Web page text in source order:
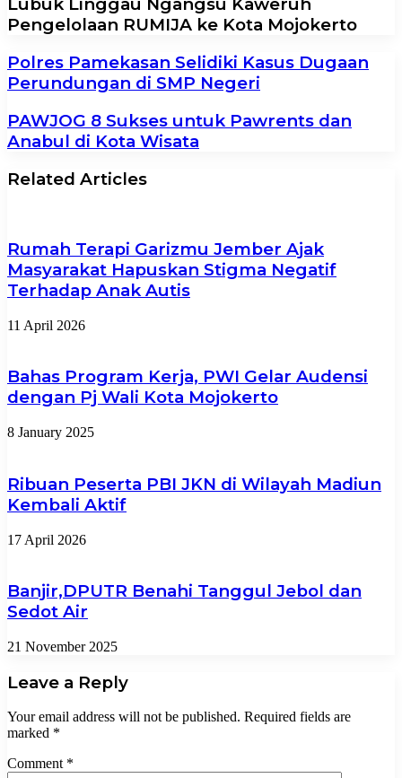
Lubuk Linggau Ngangsu Kaweruh
Pengelolaan RUMIJA ke Kota Mojokerto
Polres Pamekasan Selidiki Kasus Dugaan
Perundungan di SMP Negeri
PAWJOG 8 Sukses untuk Pawrents dan
Anabul di Kota Wisata
Related Articles
Rumah Terapi Garizmu Jember Ajak
Masyarakat Hapuskan Stigma Negatif
Terhadap Anak Autis
11 April 2026
Bahas Program Kerja, PWI Gelar Audensi
dengan Pj Wali Kota Mojokerto
8 January 2025
Ribuan Peserta PBI JKN di Wilayah Madiun
Kembali Aktif
17 April 2026
Banjir,DPUTR Benahi Tanggul Jebol dan
Sedot Air
21 November 2025
Leave a Reply
Your email address will not be published. Required fields are
marked *
Comment *